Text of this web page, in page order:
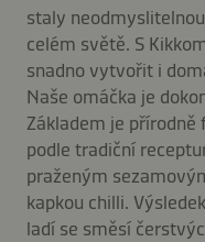
staly
celém světě. S
snadno vytvořit i
Naše omáčka je
Základem je
podle tradiční
praženým
kapkou chilli.
ladí se směsí